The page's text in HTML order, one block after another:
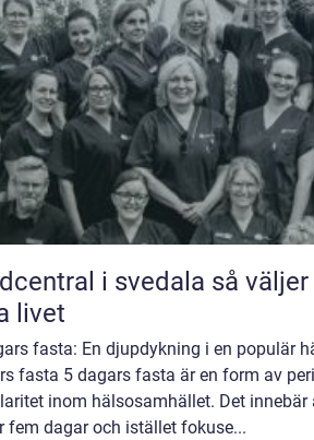
i svedala så väljer du rätt stöd för
livet
fasta: En djupdykning i en populär
fasta 5 dagars fasta är en form av
inom hälsosamhället. Det
fem dagar och istället fokuse...